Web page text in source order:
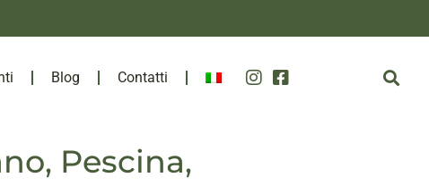
Blog Contatti
Pescina,